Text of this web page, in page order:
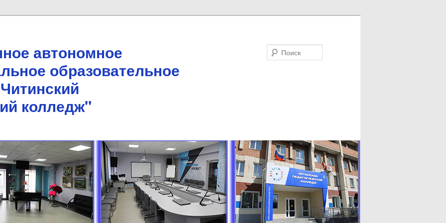
автономное
образовательное
колледж"